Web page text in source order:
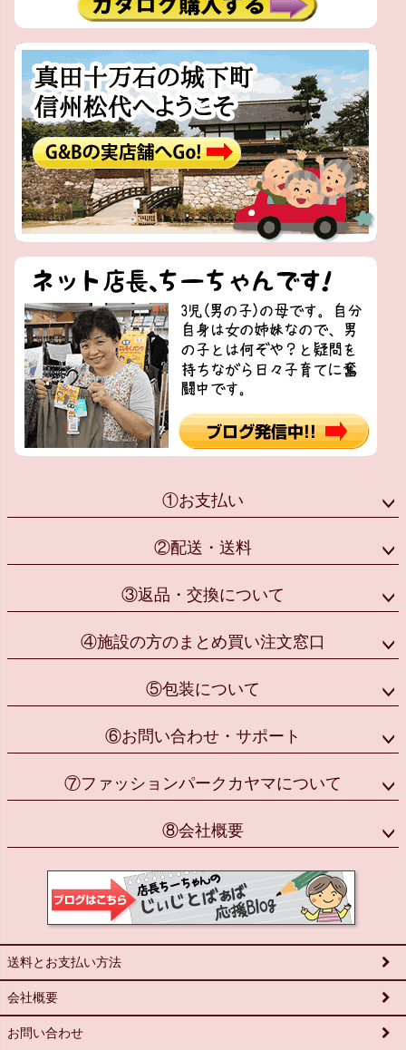
①お支払い
②配送・送料
③返品・交換について
④施設の方のまとめ買い注文窓口
⑤包装について
⑥お問い合わせ・サポート
⑦ファッションパークカヤマについて
⑧会社概要
送料とお支払い方法
会社概要
お問い合わせ